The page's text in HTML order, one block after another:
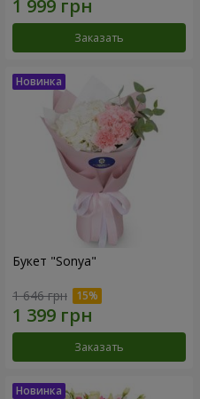
Заказать
Букет "Sonya"
1 646 грн
Заказать